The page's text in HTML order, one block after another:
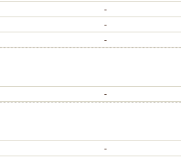
-
-
-
-
-